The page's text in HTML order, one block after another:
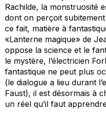
Rachilde, la monstruosité
dont on perçoit
ce fait, matière à
«Lanterne magique» de
oppose la science et le
le mystère, l’électricien
fantastique ne peut plus
(le dialogue a lieu durant
Faust), il est désormais à
un réel qu’il faut